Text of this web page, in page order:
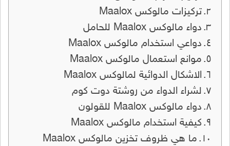
تركيزات مالوكس Maalox
دواء مالوكس Maalox للحامل
دواعي استخدام مالوكس Maalox
موانع استعمال مالوكس Maalox
الاشكال الدوائية لمالوكس Maalox
لشراء الدواء من روشتة دوت كوم
دواء مالوكس Maalox للقولون
كيفية استخدام مالوكس Maalox
ما هي ظروف تخزين مالوكس Maalox